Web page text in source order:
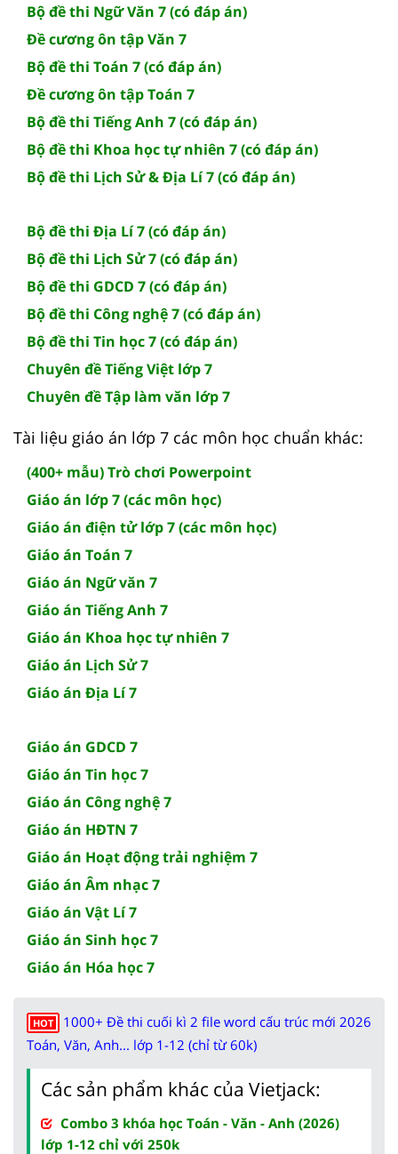
Bộ đề thi Ngữ Văn 7 (có đáp án)
Đề cương ôn tập Văn 7
Bộ đề thi Toán 7 (có đáp án)
Đề cương ôn tập Toán 7
Bộ đề thi Tiếng Anh 7 (có đáp án)
Bộ đề thi Khoa học tự nhiên 7 (có đáp án)
Bộ đề thi Lịch Sử & Địa Lí 7 (có đáp án)
Bộ đề thi Địa Lí 7 (có đáp án)
Bộ đề thi Lịch Sử 7 (có đáp án)
Bộ đề thi GDCD 7 (có đáp án)
Bộ đề thi Công nghệ 7 (có đáp án)
Bộ đề thi Tin học 7 (có đáp án)
Chuyên đề Tiếng Việt lớp 7
Chuyên đề Tập làm văn lớp 7
Tài liệu giáo án lớp 7 các môn học chuẩn khác:
(400+ mẫu) Trò chơi Powerpoint
Giáo án lớp 7 (các môn học)
Giáo án điện tử lớp 7 (các môn học)
Giáo án Toán 7
Giáo án Ngữ văn 7
Giáo án Tiếng Anh 7
Giáo án Khoa học tự nhiên 7
Giáo án Lịch Sử 7
Giáo án Địa Lí 7
Giáo án GDCD 7
Giáo án Tin học 7
Giáo án Công nghệ 7
Giáo án HĐTN 7
Giáo án Hoạt động trải nghiệm 7
Giáo án Âm nhạc 7
Giáo án Vật Lí 7
Giáo án Sinh học 7
Giáo án Hóa học 7
HOT
1000+ Đề thi cuối kì 2 file word cấu trúc mới 2026
Toán, Văn, Anh... lớp 1-12 (chỉ từ 60k)
Các sản phẩm khác của Vietjack:
Combo 3 khóa học Toán - Văn - Anh (2026)
lớp 1-12 chỉ với 250k